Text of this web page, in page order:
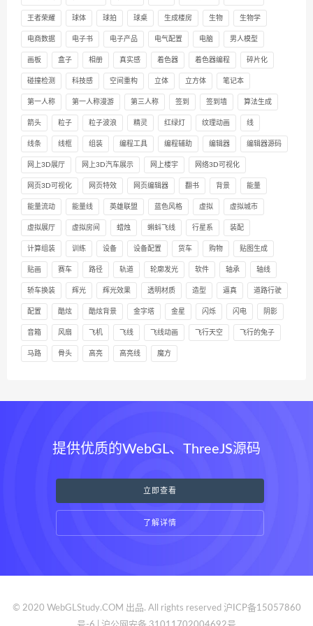
王者荣耀 球体 球拍 球桌 生成楼房 生物 生物学
电商数据 电子书 电子产品 电气配置 电脑 男人模型
画板 盒子 相册 真实感 着色器 着色器编程 碎片化
碰撞检测 科技感 空间重构 立体 立方体 笔记本
第一人称 第一人称漫游 第三人称 签到 签到墙 算法生成
箭头 粒子 粒子波浪 精灵 红绿灯 纹理动画 线
线条 线框 组装 编程工具 编程辅助 编辑器 编辑器源码
网上3D展厅 网上3D汽车展示 网上楼宇 网络3D可视化
网页3D可视化 网页特效 网页编辑器 翻书 背景 能量
能量流动 能量线 英雄联盟 蓝色风格 虚拟 虚拟城市
虚拟展厅 虚拟房间 蜡烛 蝌蚪飞线 行星系 装配
计算组装 训练 设备 设备配置 货车 购物 贴图生成
贴画 赛车 路径 轨道 轮廓发光 软件 轴承 轴线
轿车换装 辉光 辉光效果 透明材质 造型 逼真 道路行驶
配置 酷炫 酷炫背景 金字塔 金星 闪烁 闪电 阴影
音箱 风扇 飞机 飞线 飞线动画 飞行天空 飞行的兔子
马路 骨头 高亮 高亮线 魔方
提供优质的WebGL、ThreeJS源码
立即查看
了解详情
© 2020 WebGLStudy.COM 出品. All rights reserved 沪ICP备15057860